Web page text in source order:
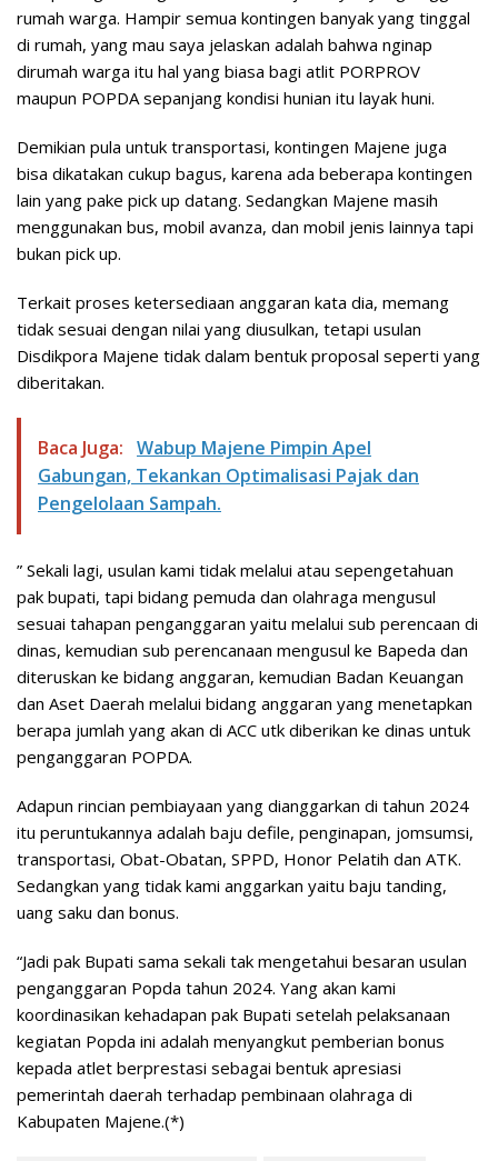
rumah warga. Hampir semua kontingen banyak yang tinggal
di rumah, yang mau saya jelaskan adalah bahwa nginap
dirumah warga itu hal yang biasa bagi atlit PORPROV
maupun POPDA sepanjang kondisi hunian itu layak huni.
Demikian pula untuk transportasi, kontingen Majene juga
bisa dikatakan cukup bagus, karena ada beberapa kontingen
lain yang pake pick up datang. Sedangkan Majene masih
menggunakan bus, mobil avanza, dan mobil jenis lainnya tapi
bukan pick up.
Terkait proses ketersediaan anggaran kata dia, memang
tidak sesuai dengan nilai yang diusulkan, tetapi usulan
Disdikpora Majene tidak dalam bentuk proposal seperti yang
diberitakan.
Baca Juga: Wabup Majene Pimpin Apel
Gabungan, Tekankan Optimalisasi Pajak dan
Pengelolaan Sampah.
” Sekali lagi, usulan kami tidak melalui atau sepengetahuan
pak bupati, tapi bidang pemuda dan olahraga mengusul
sesuai tahapan penganggaran yaitu melalui sub perencaan di
dinas, kemudian sub perencanaan mengusul ke Bapeda dan
diteruskan ke bidang anggaran, kemudian Badan Keuangan
dan Aset Daerah melalui bidang anggaran yang menetapkan
berapa jumlah yang akan di ACC utk diberikan ke dinas untuk
penganggaran POPDA.
Adapun rincian pembiayaan yang dianggarkan di tahun 2024
itu peruntukannya adalah baju defile, penginapan, jomsumsi,
transportasi, Obat-Obatan, SPPD, Honor Pelatih dan ATK.
Sedangkan yang tidak kami anggarkan yaitu baju tanding,
uang saku dan bonus.
“Jadi pak Bupati sama sekali tak mengetahui besaran usulan
penganggaran Popda tahun 2024. Yang akan kami
koordinasikan kehadapan pak Bupati setelah pelaksanaan
kegiatan Popda ini adalah menyangkut pemberian bonus
kepada atlet berprestasi sebagai bentuk apresiasi
pemerintah daerah terhadap pembinaan olahraga di
Kabupaten Majene.(*)